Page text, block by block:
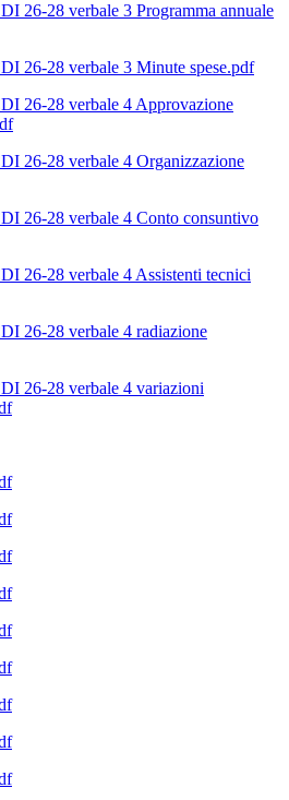
26-28 verbale 3 Programma annuale
26-28 verbale 3 Minute spese.pdf
26-28 verbale 4 Approvazione
26-28 verbale 4 Organizzazione
26-28 verbale 4 Conto consuntivo
26-28 verbale 4 Assistenti tecnici
26-28 verbale 4 radiazione
26-28 verbale 4 variazioni